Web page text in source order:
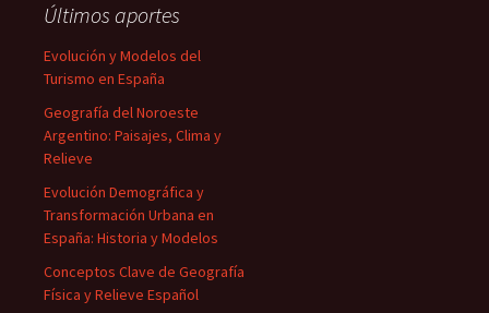
Últimos aportes
Evolución y Modelos del
Turismo en España
Geografía del Noroeste
Argentino: Paisajes, Clima y
Relieve
Evolución Demográfica y
Transformación Urbana en
España: Historia y Modelos
Conceptos Clave de Geografía
Física y Relieve Español